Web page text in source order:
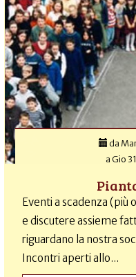
da
aGio
Eventi a scadenza (più
e discutere assieme
riguardano la nostra
Incontri aperti allo...